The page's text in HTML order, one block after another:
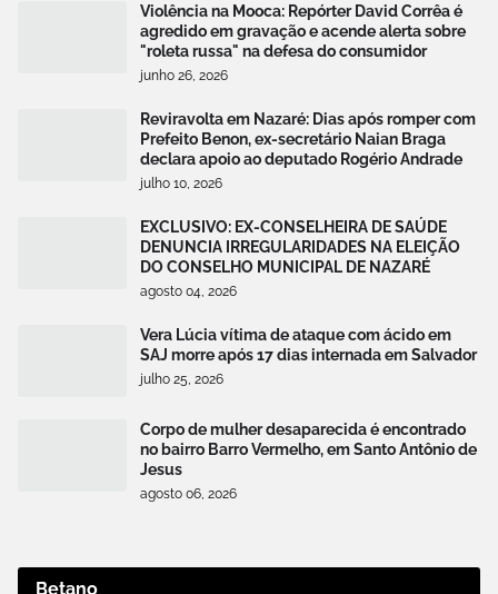
Violência na Mooca: Repórter David Corrêa é
agredido em gravação e acende alerta sobre
"roleta russa" na defesa do consumidor
junho 26, 2026
Reviravolta em Nazaré: Dias após romper com
Prefeito Benon, ex-secretário Naian Braga
declara apoio ao deputado Rogério Andrade
julho 10, 2026
EXCLUSIVO: EX-CONSELHEIRA DE SAÚDE
DENUNCIA IRREGULARIDADES NA ELEIÇÃO
DO CONSELHO MUNICIPAL DE NAZARÉ
agosto 04, 2026
Vera Lúcia vítima de ataque com ácido em
SAJ morre após 17 dias internada em Salvador
julho 25, 2026
Corpo de mulher desaparecida é encontrado
no bairro Barro Vermelho, em Santo Antônio de
Jesus
agosto 06, 2026
Betano